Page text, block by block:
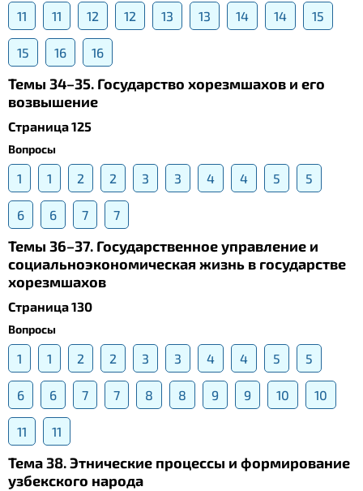
11 11 12 12 13 13 14 14 15
15 16 16
Темы 34–35. Государство хорезмшахов и его
возвышение
Страница 125
Вопросы
1 1 2 2 3 3 4 4 5 5
6 6 7 7
Темы 36–37. Государственное управление и
социальноэкономическая жизнь в государстве
хорезмшахов
Страница 130
Вопросы
1 1 2 2 3 3 4 4 5 5
6 6 7 7 8 8 9 9 10 10
11 11
Тема 38. Этнические процессы и формирование
узбекского народа